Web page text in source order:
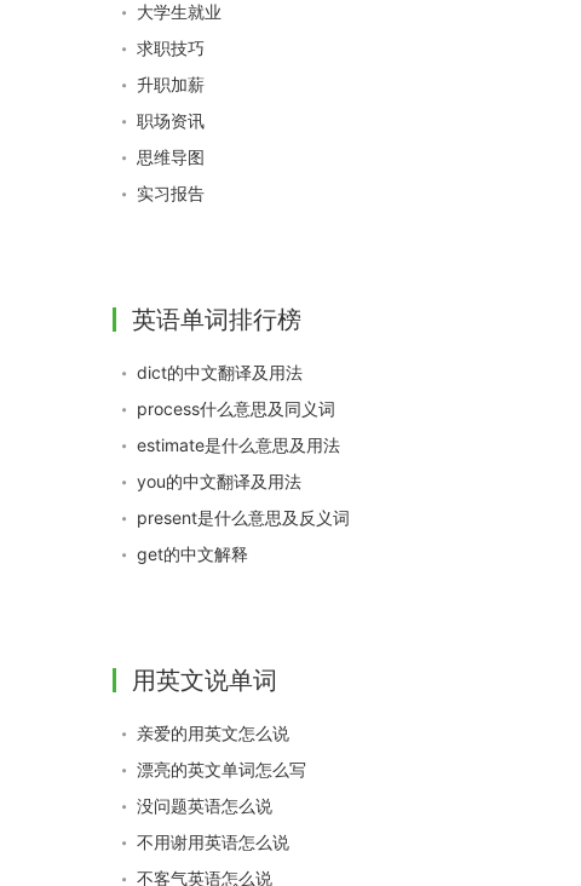
大学生就业
求职技巧
升职加薪
职场资讯
思维导图
实习报告
英语单词排行榜
dict的中文翻译及用法
process什么意思及同义词
estimate是什么意思及用法
you的中文翻译及用法
present是什么意思及反义词
get的中文解释
用英文说单词
亲爱的用英文怎么说
漂亮的英文单词怎么写
没问题英语怎么说
不用谢用英语怎么说
不客气英语怎么说